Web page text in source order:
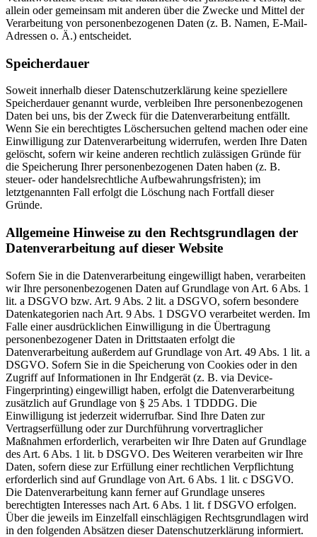
allein oder gemeinsam mit anderen über die Zwecke und Mittel der
Verarbeitung von personenbezogenen Daten (z. B. Namen, E-Mail-
Adressen o. Ä.) entscheidet.
Speicherdauer
Soweit innerhalb dieser Datenschutzerklärung keine speziellere
Speicherdauer genannt wurde, verbleiben Ihre personenbezogenen
Daten bei uns, bis der Zweck für die Datenverarbeitung entfällt.
Wenn Sie ein berechtigtes Löschersuchen geltend machen oder eine
Einwilligung zur Datenverarbeitung widerrufen, werden Ihre Daten
gelöscht, sofern wir keine anderen rechtlich zulässigen Gründe für
die Speicherung Ihrer personenbezogenen Daten haben (z. B.
steuer- oder handelsrechtliche Aufbewahrungsfristen); im
letztgenannten Fall erfolgt die Löschung nach Fortfall dieser
Gründe.
Allgemeine Hinweise zu den Rechtsgrundlagen der
Datenverarbeitung auf dieser Website
Sofern Sie in die Datenverarbeitung eingewilligt haben, verarbeiten
wir Ihre personenbezogenen Daten auf Grundlage von Art. 6 Abs. 1
lit. a DSGVO bzw. Art. 9 Abs. 2 lit. a DSGVO, sofern besondere
Datenkategorien nach Art. 9 Abs. 1 DSGVO verarbeitet werden. Im
Falle einer ausdrücklichen Einwilligung in die Übertragung
personenbezogener Daten in Drittstaaten erfolgt die
Datenverarbeitung außerdem auf Grundlage von Art. 49 Abs. 1 lit. a
DSGVO. Sofern Sie in die Speicherung von Cookies oder in den
Zugriff auf Informationen in Ihr Endgerät (z. B. via Device-
Fingerprinting) eingewilligt haben, erfolgt die Datenverarbeitung
zusätzlich auf Grundlage von § 25 Abs. 1 TDDDG. Die
Einwilligung ist jederzeit widerrufbar. Sind Ihre Daten zur
Vertragserfüllung oder zur Durchführung vorvertraglicher
Maßnahmen erforderlich, verarbeiten wir Ihre Daten auf Grundlage
des Art. 6 Abs. 1 lit. b DSGVO. Des Weiteren verarbeiten wir Ihre
Daten, sofern diese zur Erfüllung einer rechtlichen Verpflichtung
erforderlich sind auf Grundlage von Art. 6 Abs. 1 lit. c DSGVO.
Die Datenverarbeitung kann ferner auf Grundlage unseres
berechtigten Interesses nach Art. 6 Abs. 1 lit. f DSGVO erfolgen.
Über die jeweils im Einzelfall einschlägigen Rechtsgrundlagen wird
in den folgenden Absätzen dieser Datenschutzerklärung informiert.